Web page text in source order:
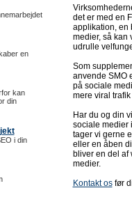
en
kan
din
i din
det er med en
applikation, en
medier, så kan
udrulle
Som
anvende SMO
på sociale
mere viral
Har du og din
sociale medier
tager vi gerne
eller en åben
bliver en del af
medier.
Kontakt osfør